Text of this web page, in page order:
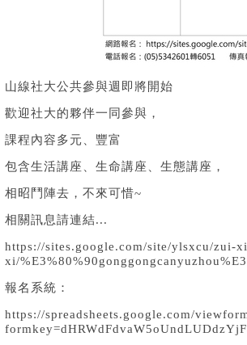
山線社大公共參與週即將開始
歡迎社大的夥伴一同參與，
課程內容多元、豐富
包含生活講座、生命講座、生態講座，
相昭鬥陣去，不來可惜~
相關訊息請連結...
https://sites.google.com/site/ylsxcu/zui-
xi/
報名系統：
https://spreadsheets.google.com/